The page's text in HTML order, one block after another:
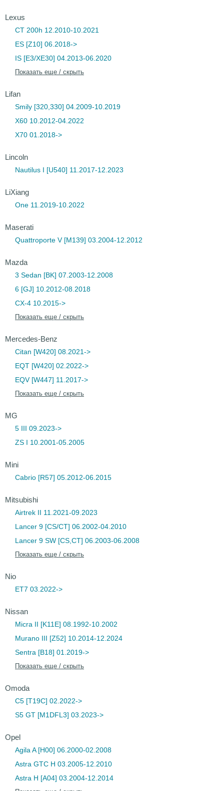
Lexus
CT 200h 12.2010-10.2021
ES [Z10] 06.2018->
IS [E3/XE30] 04.2013-06.2020
Показать еще / скрыть
Lifan
Smily [320,330] 04.2009-10.2019
X60 10.2012-04.2022
X70 01.2018->
Lincoln
Nautilus I [U540] 11.2017-12.2023
LiXiang
One 11.2019-10.2022
Maserati
Quattroporte V [M139] 03.2004-12.2012
Mazda
3 Sedan [BK] 07.2003-12.2008
6 [GJ] 10.2012-08.2018
CX-4 10.2015->
Показать еще / скрыть
Mercedes-Benz
Citan [W420] 08.2021->
EQT [W420] 02.2022->
EQV [W447] 11.2017->
Показать еще / скрыть
MG
5 III 09.2023->
ZS I 10.2001-05.2005
Mini
Cabrio [R57] 05.2012-06.2015
Mitsubishi
Airtrek II 11.2021-09.2023
Lancer 9 [CS/CT] 06.2002-04.2010
Lancer 9 SW [CS,CT] 06.2003-06.2008
Показать еще / скрыть
Nio
ET7 03.2022->
Nissan
Micra II [K11E] 08.1992-10.2002
Murano III [Z52] 10.2014-12.2024
Sentra [B18] 01.2019->
Показать еще / скрыть
Omoda
C5 [T19C] 02.2022->
S5 GT [M1DFL3] 03.2023->
Opel
Agila A [H00] 06.2000-02.2008
Astra GTC H 03.2005-12.2010
Astra H [A04] 03.2004-12.2014